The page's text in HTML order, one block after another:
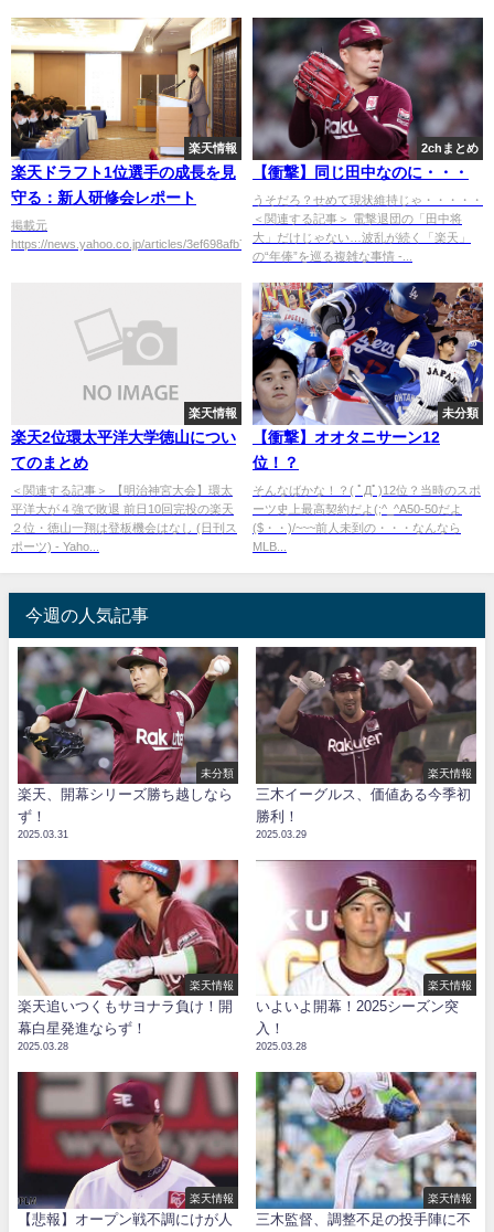
楽天情報
楽天ドラフト1位選手の成長を見
守る：新人研修会レポート
掲載元
https://news.yahoo.co.jp/articles/3ef698afb7e89289362d6090a6874d5d8...
2chまとめ
【衝撃】同じ田中なのに・・・
うそだろ？せめて現状維持じゃ・・・・・
＜関連する記事＞ 電撃退団の「田中将
大」だけじゃない…波乱が続く「楽天」
の“年俸”を巡る複雑な事情 -...
楽天情報
楽天2位環太平洋大学徳山につい
てのまとめ
＜関連する記事＞ 【明治神宮大会】環太
平洋大が４強で敗退 前日10回完投の楽天
２位・徳山一翔は登板機会はなし (日刊ス
ポーツ) - Yaho...
未分類
【衝撃】オオタニサーン12
位！？
そんなばかな！？( ﾟДﾟ)12位？当時のスポ
ーツ史上最高契約だよ(;^_^A50-50だよ
($・・)/~~~前人未到の・・・なんなら
MLB...
今週の人気記事
未分類
楽天、開幕シリーズ勝ち越しなら
ず！
2025.03.31
楽天情報
三木イーグルス、価値ある今季初
勝利！
2025.03.29
楽天情報
楽天追いつくもサヨナラ負け！開
幕白星発進ならず！
2025.03.28
楽天情報
いよいよ開幕！2025シーズン突
入！
2025.03.28
楽天情報
【悲報】オープン戦不調にけが人
楽天情報
三木監督、調整不足の投手陣に不